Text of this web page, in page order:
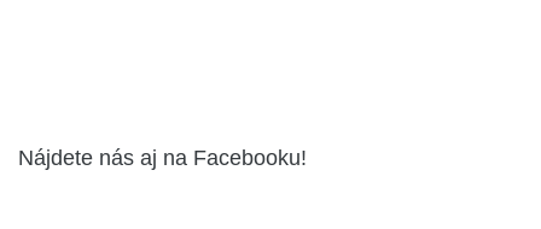
Nájdete nás aj na Facebooku!